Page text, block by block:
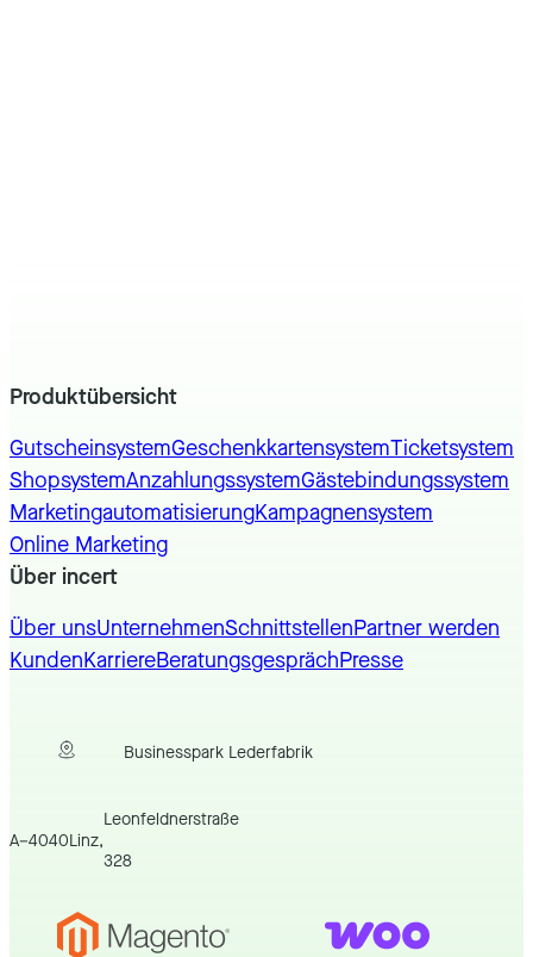
Produktübersicht
GutscheinsystemGeschenkkartensystemTicketsystem
ShopsystemAnzahlungssystemGästebindungssystem
MarketingautomatisierungKampagnensystem
Online Marketing
Über incert
Über unsUnternehmenSchnittstellenPartner werden
KundenKarriereBeratungsgesprächPresse
Businesspark Lederfabrik
A–4040Linz,
Leonfeldnerstraße
328